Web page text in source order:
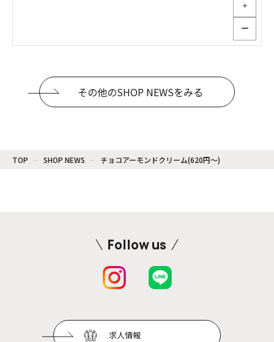
＋
ー
その他のSHOP NEWSをみる
TOP SHOP NEWS チョコアーモンドクリーム(620円〜)
Follow us
求人情報